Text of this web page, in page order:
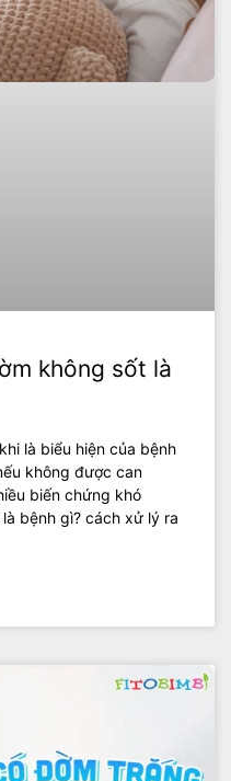
không sốt là
là biểu hiện của bệnh
không được can
biến chứng khó
bệnh gì? cách xử lý ra